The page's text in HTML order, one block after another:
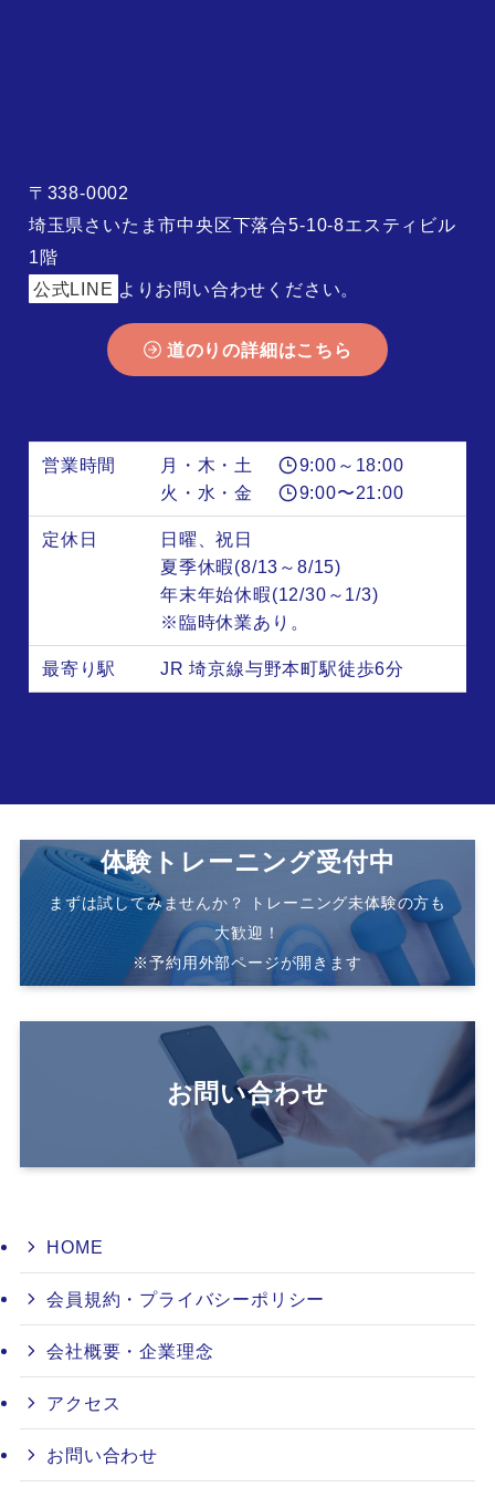
〒338-0002
埼玉県さいたま市中央区下落合5-10-8エスティビル
1階
公式LINE よりお問い合わせください。
道のりの詳細はこちら
営業時間 月・木・土
9:00～18:00
火・水・金
9:00〜21:00
定休日
日曜、祝日
夏季休暇(8/13～8/15)
年末年始休暇(12/30～1/3)
※臨時休業あり。
最寄り駅 JR 埼京線与野本町駅徒歩6分
体験トレーニング受付中
まずは試してみませんか？ トレーニング未体験の方も
大歓迎！
※予約用外部ページが開きます
お問い合わせ
HOME
会員規約・プライバシーポリシー
会社概要・企業理念
アクセス
お問い合わせ